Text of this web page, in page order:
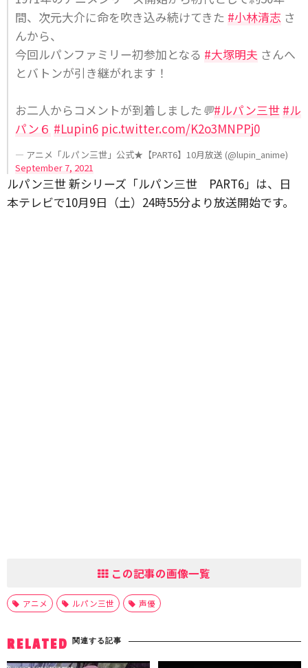
間、次元大介に命を吹き込み続けてきた #小林清志 さ
んから、
今回ルパンファミリー初参加となる #大塚明夫 さんへ
とバトンが引き継がれます！
お二人からコメントが到着しました💬#ルパン三世 #ル
パン６ #Lupin6 pic.twitter.com/K2o3MNPPj0
— アニメ「ルパン三世」公式★【PART6】10月放送 (@lupin_anime)
September 7, 2021
ルパン三世 新シリーズ「ルパン三世 PART6」は、日
本テレビで10月9日（土）24時55分より放送開始です。
この記事の画像一覧
アニメ ルパン三世 声優
RELATED 関連する記事